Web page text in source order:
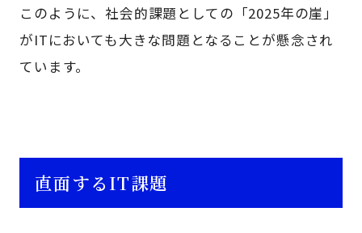
このように、社会的課題としての「2025年の崖」
がITにおいても大きな問題となることが懸念され
ています。
直面するIT課題